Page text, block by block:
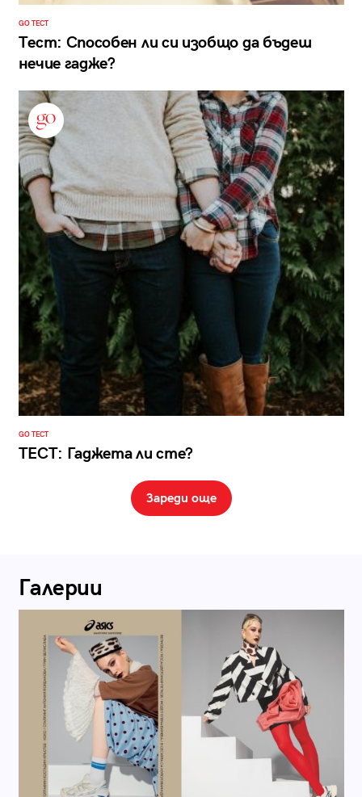
GO ТЕСТ
Тест: Способен ли си изобщо да бъдеш
нечие гадже?
GO ТЕСТ
ТЕСТ: Гаджета ли сте?
Зареди още
Галерии